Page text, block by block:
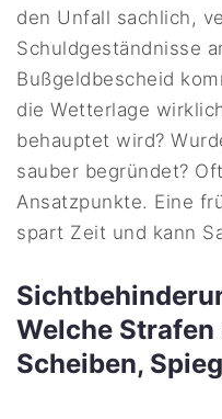
den Unfall sachlich,
Schuldgeständnisse
Bußgeldbescheid
die Wetterlage
behauptet wird?
sauber begründet?
Ansatzpunkte. Eine
spart Zeit und kann
Welche Strafen
Scheiben,